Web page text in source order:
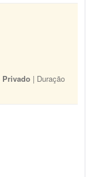
Privado | Duração